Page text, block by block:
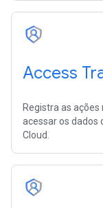
Access
Registra as
acessar os dados
Cloud.